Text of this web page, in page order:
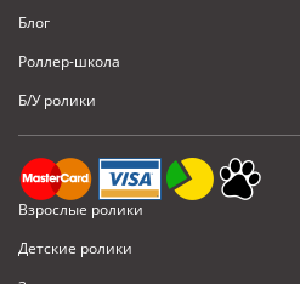
Блог
Роллер-школа
Б/У ролики
Взрослые ролики
Детские ролики